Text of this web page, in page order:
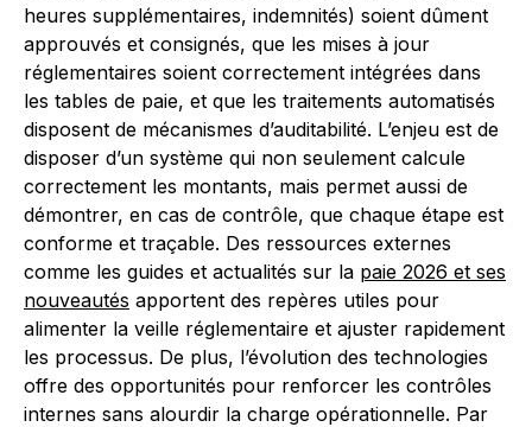
heures supplémentaires, indemnités) soient dûment
approuvés et consignés, que les mises à jour
réglementaires soient correctement intégrées dans
les tables de paie, et que les traitements automatisés
disposent de mécanismes d’auditabilité. L’enjeu est de
disposer d’un système qui non seulement calcule
correctement les montants, mais permet aussi de
démontrer, en cas de contrôle, que chaque étape est
conforme et traçable. Des ressources externes
comme les guides et actualités sur la paie 2026 et ses
nouveautés apportent des repères utiles pour
alimenter la veille réglementaire et ajuster rapidement
les processus. De plus, l’évolution des technologies
offre des opportunités pour renforcer les contrôles
internes sans alourdir la charge opérationnelle. Par